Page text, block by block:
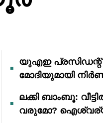
യുഎഇ പ്രസിഡന്റ്
മോദിയുമായി
ലക്കി ബാംബൂ:
വരുമോ?